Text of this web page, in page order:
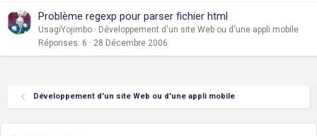
Problème regexp pour parser fichier html
UsagiYojimbo
Développement d'un site Web ou d'une appli mobile
Réponses 6 28 Décembre 2006
Développement d'un site Web ou d'une appli mobile